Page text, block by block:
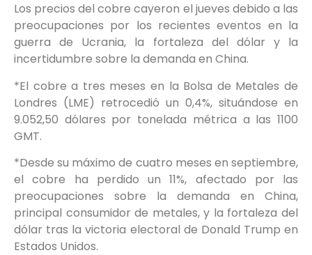
Los precios del cobre cayeron el jueves debido a las
preocupaciones por los recientes eventos en la
guerra de Ucrania, la fortaleza del dólar y la
incertidumbre sobre la demanda en China.
*El cobre a tres meses en la Bolsa de Metales de
Londres (LME) retrocedió un 0,4%, situándose en
9.052,50 dólares por tonelada métrica a las 1100
GMT.
*Desde su máximo de cuatro meses en septiembre,
el cobre ha perdido un 11%, afectado por las
preocupaciones sobre la demanda en China,
principal consumidor de metales, y la fortaleza del
dólar tras la victoria electoral de Donald Trump en
Estados Unidos.